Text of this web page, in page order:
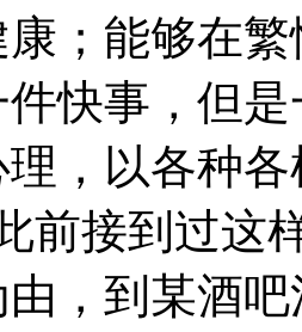
；能够在
快事，但
，以各种
前接到过这
，到某酒